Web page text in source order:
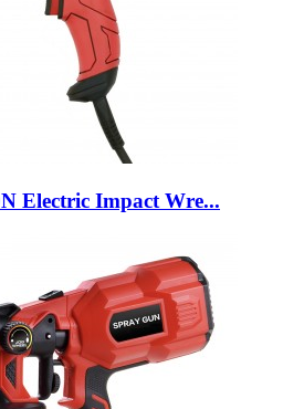
Electric Impact Wre...